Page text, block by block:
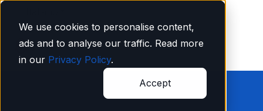
We use cookies to personalise content,
ads and to analyse our traffic. Read more
in our Privacy Policy.
Accept